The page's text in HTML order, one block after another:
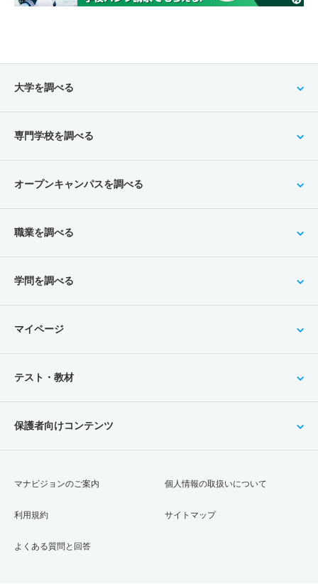
大学を調べる
専門学校を調べる
オープンキャンパスを調べる
職業を調べる
学問を調べる
マイページ
テスト・教材
保護者向けコンテンツ
マナビジョンのご案内
利用規約
よくある質問と回答
個人情報の取扱いについて
サイトマップ